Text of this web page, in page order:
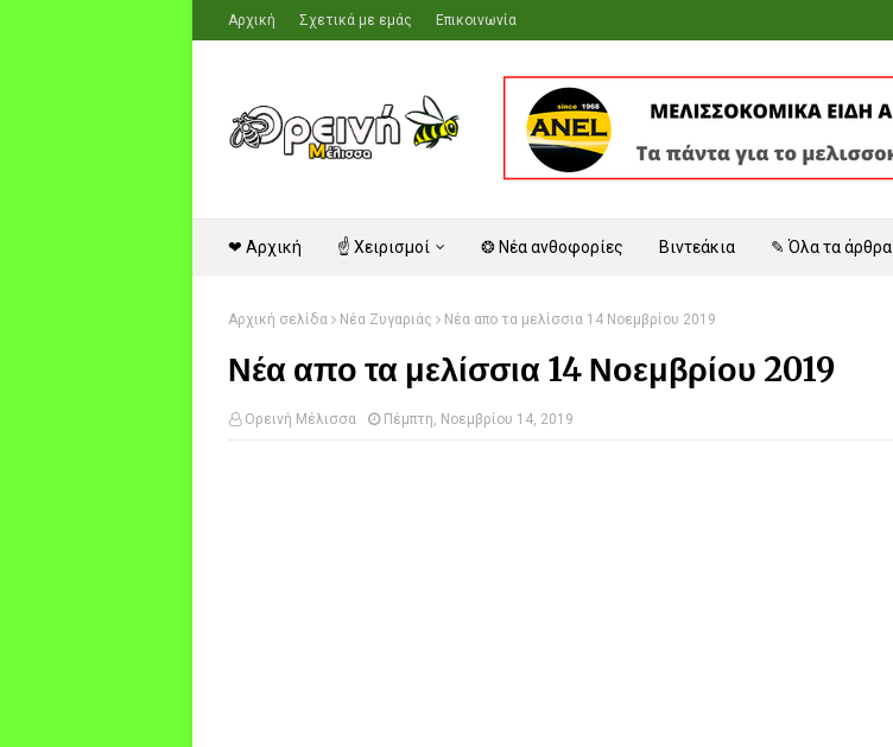
Αρχική Σχετικά με εμάς Επικοινωνία
❤ Αρχική ☝ Χειρισμοί ❂ Νέα ανθοφορίες Βιντεάκια ✎ Όλα τα άρθρα
Αρχική σελίδα Νέα Ζυγαριάς Νέα απο τα μελίσσια 14 Νοεμβρίου 2019
Νέα απο τα μελίσσια 14 Νοεμβρίου 2019
Ορεινή Μέλισσα Πέμπτη, Νοεμβρίου 14, 2019